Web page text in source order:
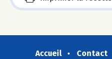
Accueil Contact